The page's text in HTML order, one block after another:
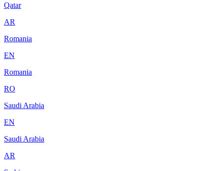
Qatar
AR
Romania
EN
Romania
RO
Saudi Arabia
EN
Saudi Arabia
AR